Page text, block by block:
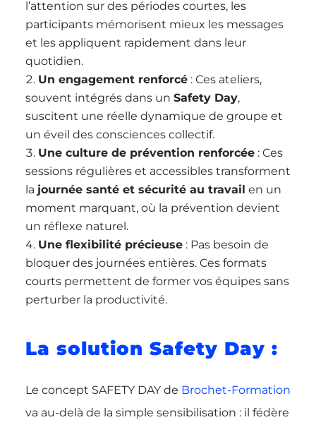
l’attention sur des périodes courtes, les
participants mémorisent mieux les messages
et les appliquent rapidement dans leur
quotidien.
Un engagement renforcé: Ces ateliers,
souvent intégrés dans un Safety Day,
suscitent une réelle dynamique de groupe et
un éveil des consciences collectif.
Une culture de prévention renforcée: Ces
sessions régulières et accessibles transforment
la journée santé et sécurité au travail en un
moment marquant, où la prévention devient
un réflexe naturel.
Une flexibilité précieuse: Pas besoin de
bloquer des journées entières. Ces formats
courts permettent de former vos équipes sans
perturber la productivité.
La solution Safety Day :
Le concept SAFETY DAY de Brochet-Formation
va au-delà de la simple sensibilisation : il fédère